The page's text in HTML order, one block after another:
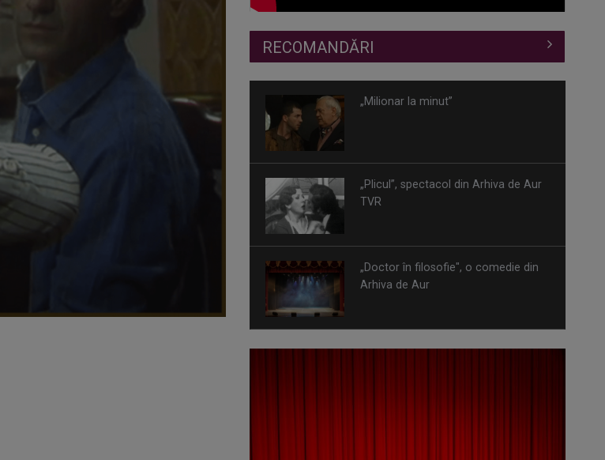
RECOMANDĂRI
„Milionar la minut”
„Plicul”, spectacol din Arhiva de Aur
TVR
„Doctor în filosofie", o comedie din
Arhiva de Aur
Omagiu adus regizorului Timotei